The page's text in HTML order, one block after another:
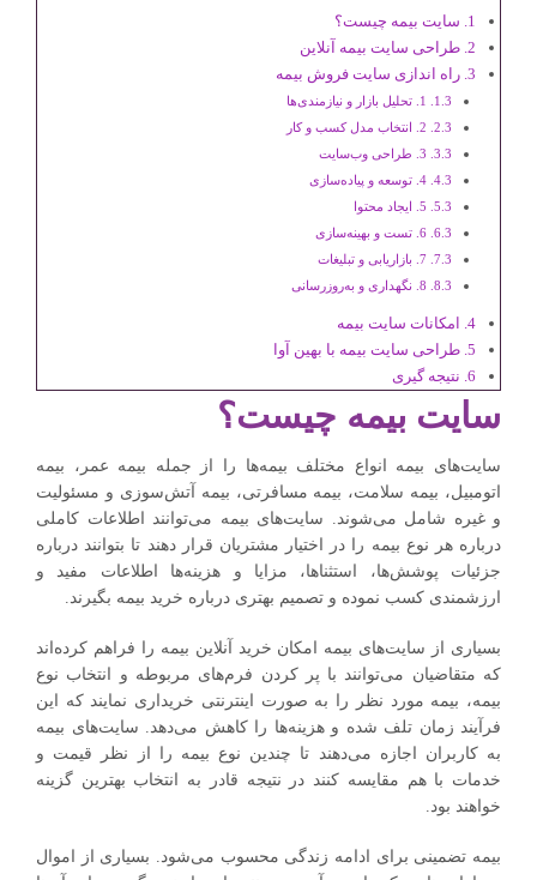
سایت بیمه چیست؟
طراحی سایت بیمه آنلاین
راه اندازی سایت فروش بیمه
1. تحلیل بازار و نیازمندی‌ها
2. انتخاب مدل کسب ‌و کار
3. طراحی وب‌سایت
4. توسعه و پیاده‌سازی
5. ایجاد محتوا
6. تست و بهینه‌سازی
7. بازاریابی و تبلیغات
8. نگهداری و به‌روزرسانی
امکانات سایت بیمه
طراحی سایت بیمه با بهین آوا
نتیجه ‌گیری
سایت بیمه چیست؟
سایت‌های بیمه انواع مختلف بیمه‌ها را از جمله بیمه عمر، بیمه
اتومبیل، بیمه سلامت، بیمه مسافرتی، بیمه آتش‌سوزی و مسئولیت
و غیره شامل می‌شوند. سایت‌های بیمه می‌توانند اطلاعات کاملی
درباره هر نوع بیمه را در اختیار مشتریان قرار دهند تا بتوانند درباره
جزئیات پوشش‌ها، استثناها، مزایا و هزینه‌ها اطلاعات مفید و
ارزشمندی کسب نموده و تصمیم بهتری درباره خرید بیمه بگیرند.
بسیاری از سایت‌های بیمه امکان خرید آنلاین بیمه را فراهم کرده‌اند
که متقاضیان می‌توانند با پر کردن فرم‌های مربوطه و انتخاب نوع
بیمه، بیمه مورد نظر را به صورت اینترنتی خریداری نمایند که این
فرآیند زمان تلف شده و هزینه‌ها را کاهش می‌دهد. سایت‌های بیمه
به کاربران اجازه می‌دهند تا چندین نوع بیمه را از نظر قیمت و
خدمات با هم مقایسه کنند در نتیجه قادر به انتخاب بهترین گزینه
خواهند بود.
بیمه تضمینی برای ادامه زندگی محسوب می‌شود. بسیاری از اموال